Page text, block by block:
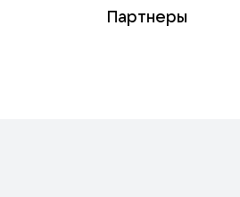
Партнеры